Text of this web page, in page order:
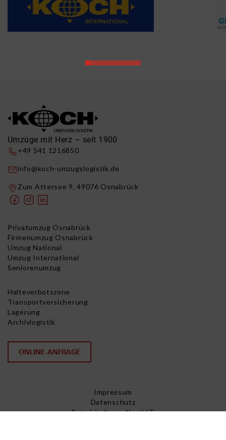
Umzüge mit Herz – seit 1900
+49 541 1216850
info@koch-umzugslogistik.de
Zum Attersee 9, 49076 Osnabrück
Privatumzug Osnabrück
Firmenumzug Osnabrück
Umzug National
Umzug International
Seniorenumzug
Halteverbotszone
Transportversicherung
Lagerung
Archivlogistik
ONLINE-ANFRAGE
Impressum
Datenschutz
Entwickelt von NorthIT